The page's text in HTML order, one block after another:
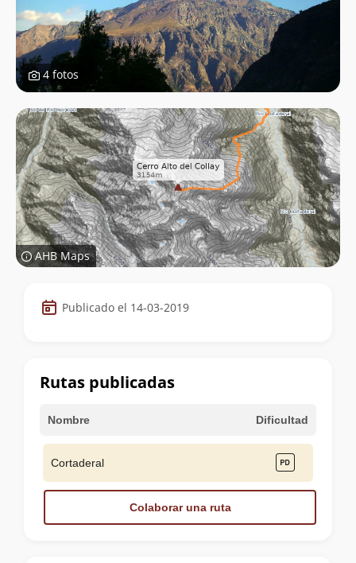
4 fotos
AHB Maps
Datos
de
cumbre
Publicado el 14-03-2019
Rutas publicadas
Nombre Dificultad
Cortaderal
Colaborar una ruta